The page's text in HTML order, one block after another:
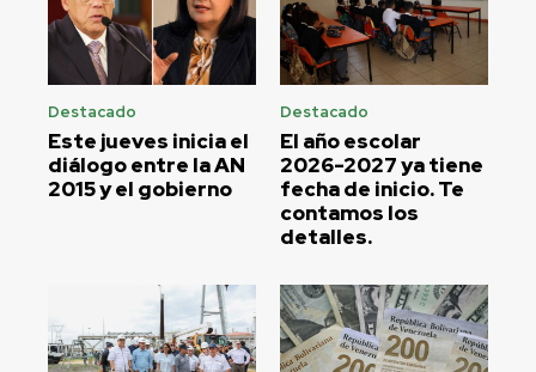
Destacado
Este jueves inicia el
diálogo entre la AN
2015 y el gobierno
Destacado
El año escolar
2026-2027 ya tiene
fecha de inicio. Te
contamos los
detalles.